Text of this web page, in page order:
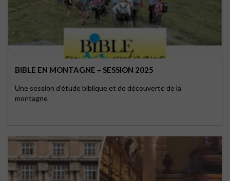
BIBLE EN MONTAGNE – SESSION 2025
Une session d’étude biblique et de découverte de la
montagne